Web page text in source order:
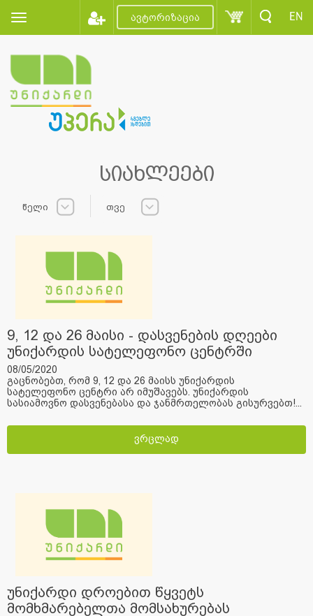
ავტორიზაცია EN
სიახლეები
წელი თვე
9, 12 და 26 მაისი - დასვენების დღეები
უნიქარდის სატელეფონო ცენტრში
08/05/2020
გაცნობებთ, რომ 9, 12 და 26 მაისს უნიქარდის
სატელეფონო ცენტრი არ იმუშავებს. უნიქარდის
სასიამოვნო დასვენებასა და ჯანმრთელობას გისურვებთ!...
ვრცლად
უნიქარდი დროებით წყვეტს
მომხმარებელთა მომსახურებას